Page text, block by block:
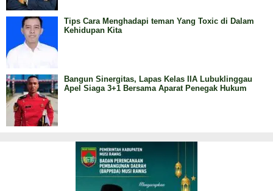
Tips Cara Menghadapi teman Yang Toxic di Dalam
Kehidupan Kita
Bangun Sinergitas, Lapas Kelas IIA Lubuklinggau
Apel Siaga 3+1 Bersama Aparat Penegak Hukum